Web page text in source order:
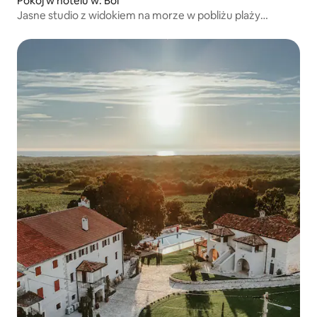
Jasne studio z widokiem na morze w pobliżu plaży